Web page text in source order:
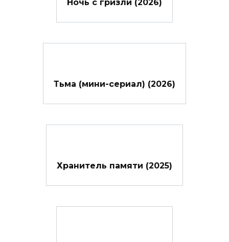
Тьма (мини-сериал) (2026)
Хранитель памяти (2025)